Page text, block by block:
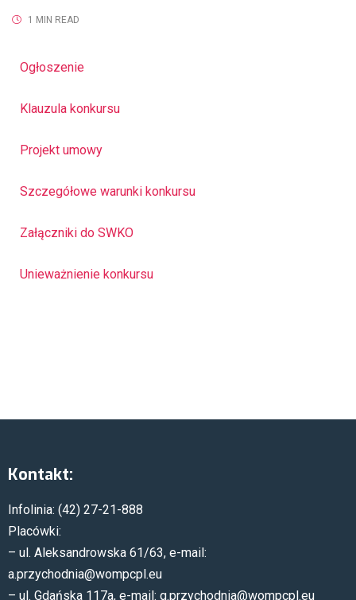
1 MIN READ
Ogłoszenie
Klauzula konkursu
Projekt umowy
Szczegółowe warunki konkursu
Załączniki do SWKO
Unieważnienie konkursu
Kontakt:
Infolinia: (42) 27-21-888
Placówki:
– ul. Aleksandrowska 61/63, e-mail:
a.przychodnia@wompcpl.eu
– ul. Gdańska 117a, e-mail: g.przychodnia@wompcpl.eu